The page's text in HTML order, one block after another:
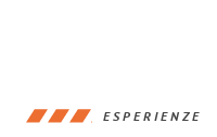
ESPERIENZE